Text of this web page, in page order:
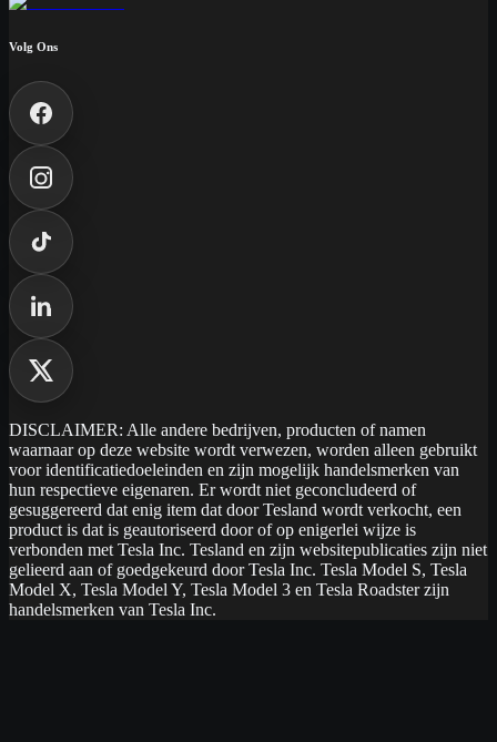
Volg Ons
DISCLAIMER: Alle andere bedrijven, producten of namen
waarnaar op deze website wordt verwezen, worden alleen gebruikt
voor identificatiedoeleinden en zijn mogelijk handelsmerken van
hun respectieve eigenaren. Er wordt niet geconcludeerd of
gesuggereerd dat enig item dat door Tesland wordt verkocht, een
product is dat is geautoriseerd door of op enigerlei wijze is
verbonden met Tesla Inc. Tesland en zijn websitepublicaties zijn niet
gelieerd aan of goedgekeurd door Tesla Inc. Tesla Model S, Tesla
Model X, Tesla Model Y, Tesla Model 3 en Tesla Roadster zijn
handelsmerken van Tesla Inc.